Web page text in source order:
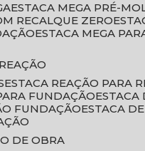
ESTACA MEGA PRÉ-
RECALQUE ZERO
ESTACA MEGA
ESTACA REAÇÃO PARA
FUNDAÇÃO
FUNDAÇÃO
ESTACA
DE OBRA